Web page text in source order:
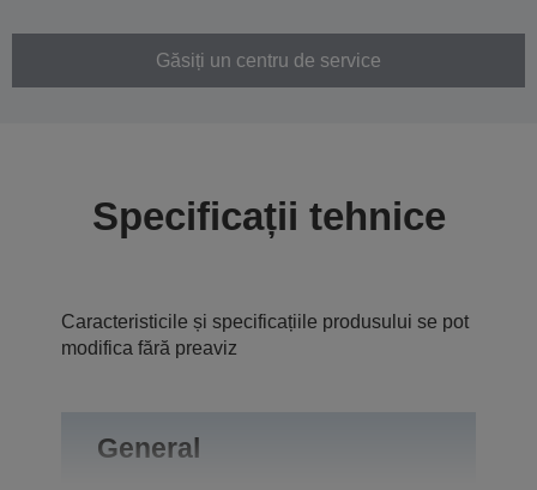
Găsiți un centru de service
Specificații tehnice
Caracteristicile și specificațiile produsului se pot
modifica fără preaviz
General